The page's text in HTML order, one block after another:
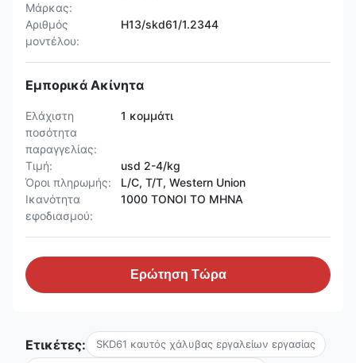
Μάρκας:
Αριθμός
μοντέλου:
H13/skd61/1.2344
Εμπορικά Ακίνητα
Ελάχιστη
ποσότητα
παραγγελίας:
1 κομμάτι
Τιμή:
usd 2-4/kg
Όροι πληρωμής:
L/C, T/T, Western Union
Ικανότητα
εφοδιασμού:
1000 ΤΟΝΟΙ ΤΟ ΜΗΝΑ
Ερώτηση Τώρα
Ετικέτες: SKD61 καυτός χάλυβας εργαλείων εργασίας